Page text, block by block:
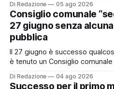
possibile adesione del Comune
“rottamazione quinquies” dei
Riscossione. Prima, però, c’è
Di Redazione 05 ago 2026
Consiglio comunale
27 giugno senza
pubblica
Il 27 giugno è successo
è tenuto un Consiglio
pubblicamente comunicato ai
Di Redazione 04 ago 2026
Successo per il primo